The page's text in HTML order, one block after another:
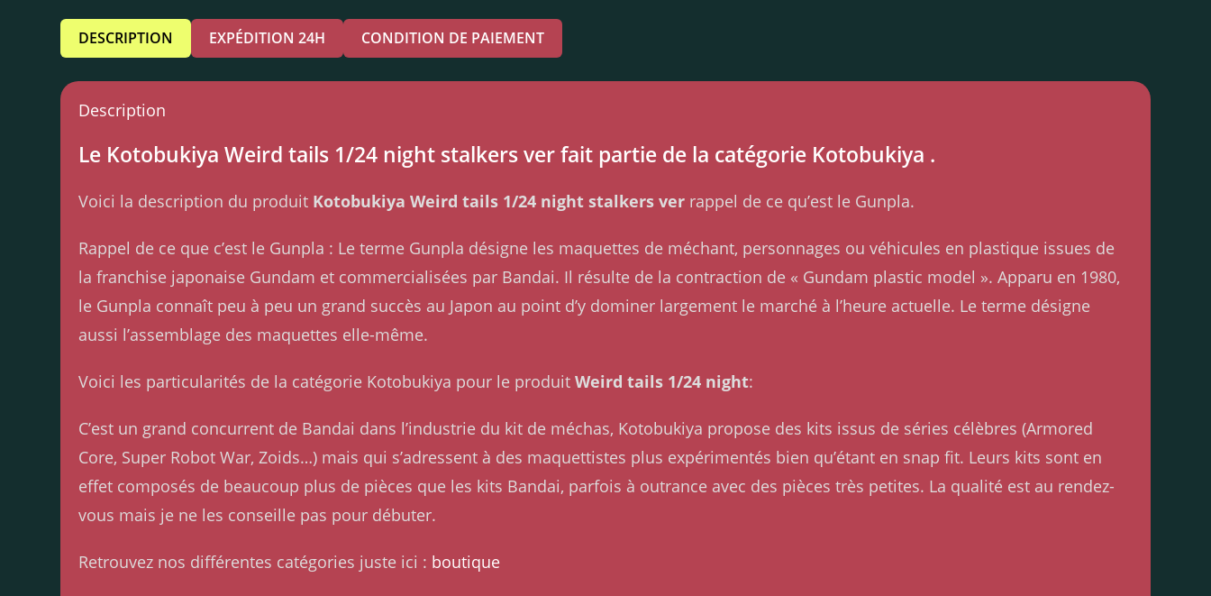
DESCRIPTION EXPÉDITION 24H CONDITION DE PAIEMENT
Description
Le Kotobukiya Weird tails 1/24 night stalkers ver fait partie de la catégorie Kotobukiya .
Voici la description du produit Kotobukiya Weird tails 1/24 night stalkers ver rappel de ce qu’est le Gunpla.
Rappel de ce que c’est le Gunpla : Le terme Gunpla désigne les maquettes de méchant, personnages ou véhicules en plastique issues de
la franchise japonaise Gundam et commercialisées par Bandai. Il résulte de la contraction de « Gundam plastic model ». Apparu en 1980,
le Gunpla connaît peu à peu un grand succès au Japon au point d’y dominer largement le marché à l’heure actuelle. Le terme désigne
aussi l’assemblage des maquettes elle-même.
Voici les particularités de la catégorie Kotobukiya pour le produitWeird tails 1/24 night:
C’est un grand concurrent de Bandai dans l’industrie du kit de méchas, Kotobukiya propose des kits issus de séries célèbres (Armored
Core, Super Robot War, Zoids…) mais qui s’adressent à des maquettistes plus expérimentés bien qu’étant en snap fit. Leurs kits sont en
effet composés de beaucoup plus de pièces que les kits Bandai, parfois à outrance avec des pièces très petites. La qualité est au rendez-
vous mais je ne les conseille pas pour débuter.
Retrouvez nos différentes catégories juste ici : boutique